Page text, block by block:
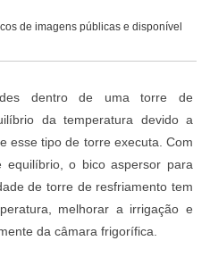
de imagens públicas e disponível
dentro de uma torre de
da temperatura devido a
esse tipo de torre executa. Com
equilíbrio, o bico aspersor para
de torre de resfriamento tem
melhorar a irrigação e
da câmara frigorífica.